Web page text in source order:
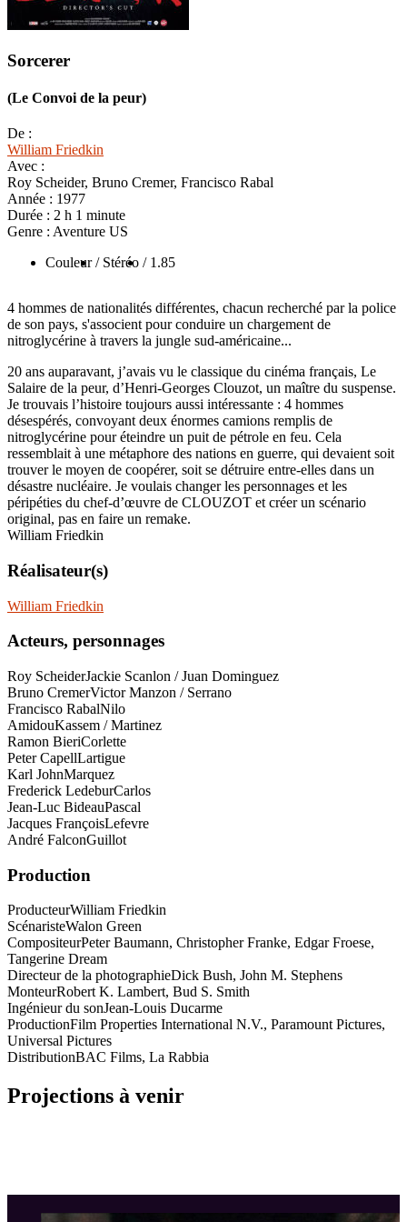
Sorcerer
(Le Convoi de la peur)
De :
William Friedkin
Avec :
Roy Scheider, Bruno Cremer, Francisco Rabal
Année : 1977
Durée : 2 h 1 minute
Genre : Aventure US
Couleur / Stéréo / 1.85
4 hommes de nationalités différentes, chacun recherché par la police
de son pays, s'associent pour conduire un chargement de
nitroglycérine à travers la jungle sud-américaine...
20 ans auparavant, j’avais vu le classique du cinéma français, Le
Salaire de la peur, d’Henri-Georges Clouzot, un maître du suspense.
Je trouvais l’histoire toujours aussi intéressante : 4 hommes
désespérés, convoyant deux énormes camions remplis de
nitroglycérine pour éteindre un puit de pétrole en feu. Cela
ressemblait à une métaphore des nations en guerre, qui devaient soit
trouver le moyen de coopérer, soit se détruire entre-elles dans un
désastre nucléaire. Je voulais changer les personnages et les
péripéties du chef-d’œuvre de CLOUZOT et créer un scénario
original, pas en faire un remake.
William Friedkin
Réalisateur(s)
William Friedkin
Acteurs, personnages
Roy ScheiderJackie Scanlon / Juan Dominguez
Bruno CremerVictor Manzon / Serrano
Francisco RabalNilo
AmidouKassem / Martinez
Ramon BieriCorlette
Peter CapellLartigue
Karl JohnMarquez
Frederick LedeburCarlos
Jean-Luc BideauPascal
Jacques FrançoisLefevre
André FalconGuillot
Production
ProducteurWilliam Friedkin
ScénaristeWalon Green
CompositeurPeter Baumann, Christopher Franke, Edgar Froese,
Tangerine Dream
Directeur de la photographieDick Bush, John M. Stephens
MonteurRobert K. Lambert, Bud S. Smith
Ingénieur du sonJean-Louis Ducarme
ProductionFilm Properties International N.V., Paramount Pictures,
Universal Pictures
DistributionBAC Films, La Rabbia
Projections à venir